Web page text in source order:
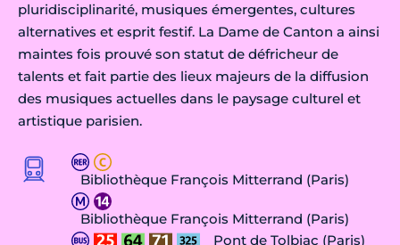
pluridisciplinarité, musiques émergentes, cultures
alternatives et esprit festif. La Dame de Canton a ainsi
maintes fois prouvé son statut de défricheur de
talents et fait partie des lieux majeurs de la diffusion
des musiques actuelles dans le paysage culturel et
artistique parisien.
Bibliothèque François Mitterrand (Paris)
Bibliothèque François Mitterrand (Paris)
Pont de Tolbiac (Paris)